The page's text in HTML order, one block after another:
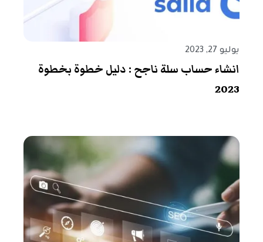
يوليو 27, 2023
انشاء حساب سلة ناجح : دليل خطوة بخطوة
2023